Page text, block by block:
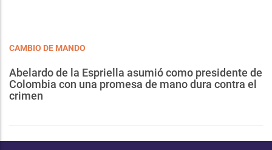
CAMBIO DE MANDO
Abelardo de la Espriella asumió como presidente de
Colombia con una promesa de mano dura contra el
crimen